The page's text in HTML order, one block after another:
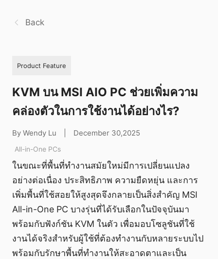
Back
Product Feature
KVM บน MSI AIO PC ช่วยเพิ่มความ
คล่องตัวในการใช้งานได้อย่างไร?
By Wendy Lu December 30,2025
All-in-One PCs
ในขณะที่พื้นที่ทำงานสมัยใหม่มีการเปลี่ยนแปลง
อย่างต่อเนื่อง ประสิทธิภาพ ความยืดหยุ่น และการ
เพิ่มพื้นที่ใช้สอยให้สูงสุดจึงกลายเป็นสิ่งสำคัญ MSI
All-in-One PC บางรุ่นที่ได้รับเลือกในปัจจุบันมา
พร้อมกับฟังก์ชัน KVM ในตัว เพื่อมอบโซลูชันที่ใช้
งานได้จริงสำหรับผู้ใช้ที่ต้องทำงานกับหลายระบบไป
พร้อมกับรักษาพื้นที่ทำงานให้สะอาดตาและเป็น